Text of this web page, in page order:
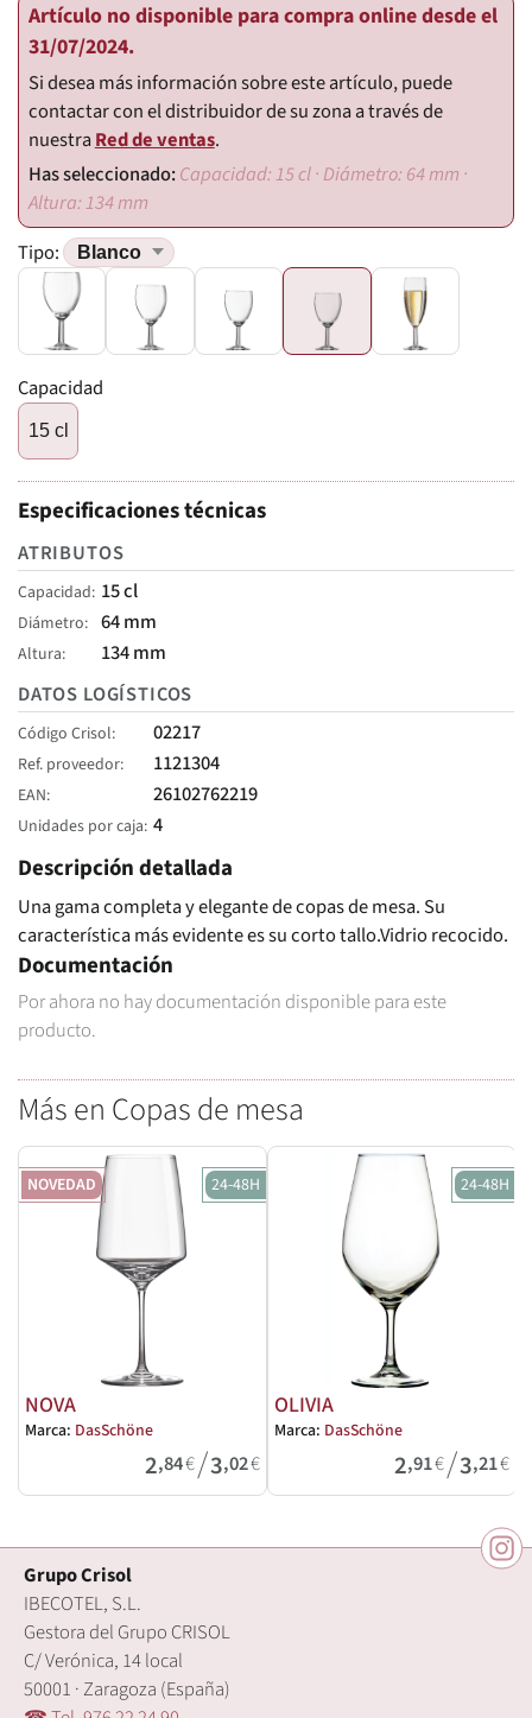
Artículo no disponible para compra online desde el
31/07/2024.
Si desea más información sobre este artículo, puede
contactar con el distribuidor de su zona a través de
nuestraRed de ventas.
Capacidad: 15 cl · Diámetro: 64 mm ·
Altura: 134 mm
Tipo:
Capacidad
15 cl
Especificaciones técnicas
ATRIBUTOS
Capacidad 15 cl
Diámetro 64 mm
Altura
134 mm
DATOS LOGÍSTICOS
Código Crisol 02217
Ref. proveedor 1121304
EAN 26102762219
Unidades por caja 4
Descripción detallada
Una gama completa y elegante de copas de mesa. Su
característica más evidente es su corto tallo.Vidrio recocido.
Documentación
Por ahora no hay documentación disponible para este
producto.
Más en Copas de mesa
NOVEDAD 24-48H
NOVA
Marca: DasSchöne
2,84€/3,02€
24-48H
OLIVIA
Marca: DasSchöne
2,91€/3,21€
Grupo Crisol
IBECOTEL, S.L.
Gestora del Grupo CRISOL
C/ Verónica, 14 local
50001 · Zaragoza (España)